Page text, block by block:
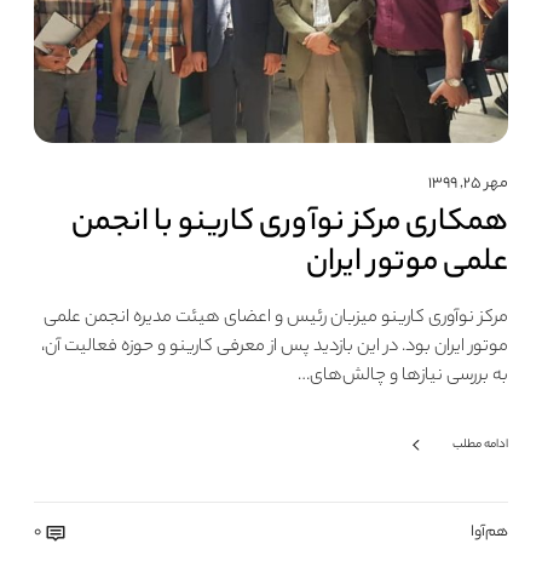
مهر ۲۵, ۱۳۹۹
همکاری مرکز نوآوری کارینو با انجمن
علمی موتور ایران
مرکز نوآوری کارینو میزبان رئیس و اعضای هیئت مدیره انجمن علمی
موتور ایران بود. در این بازدید پس از معرفی کارینو و حوزه فعالیت آن،
به بررسی نیازها و چالش‌های…
ادامه مطلب
هم‌آوا 0